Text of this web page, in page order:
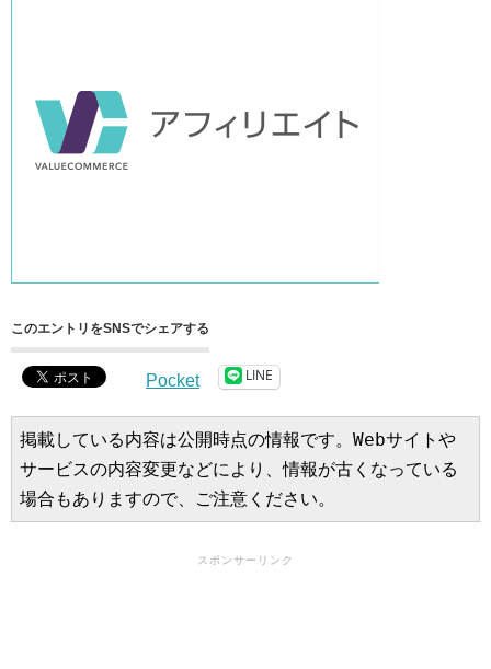
このエントリをSNSでシェアする
Pocket LINE
掲載している内容は公開時点の情報です。Webサイトや
サービスの内容変更などにより、情報が古くなっている
場合もありますので、ご注意ください。
スポンサーリンク